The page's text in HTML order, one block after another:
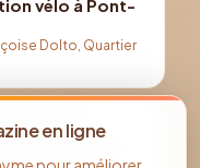
vélo à Pont-
Dolto, Quartier
-
vélo à Pont-
en ligne